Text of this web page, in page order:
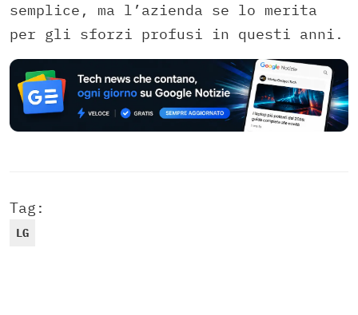
semplice, ma l’azienda se lo merita
per gli sforzi profusi in questi anni.
Tag:
LG